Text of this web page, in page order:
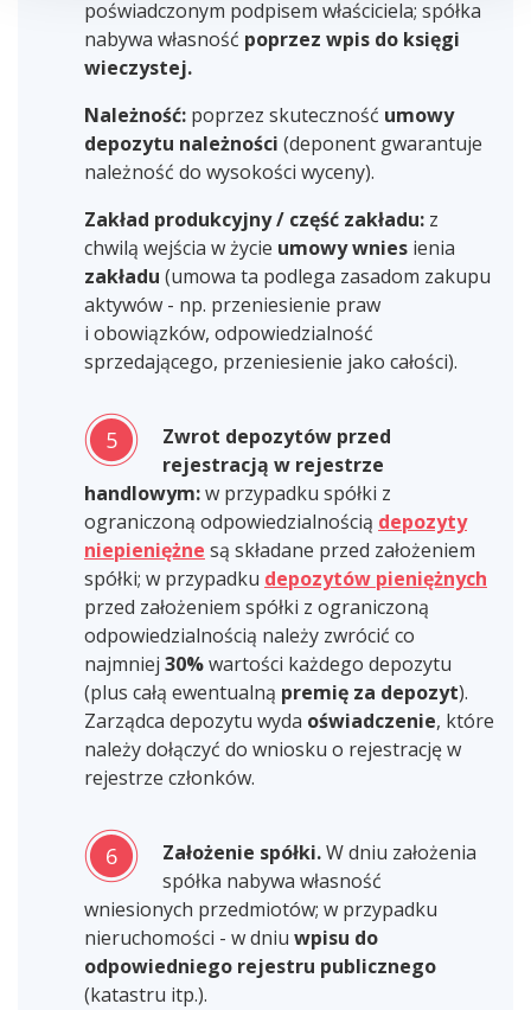
poświadczonym podpisem właściciela; spółka
nabywa własność poprzez wpis do księgi
wieczystej.
Należność: poprzez skuteczność umowy
depozytu należności (deponent gwarantuje
należność do wysokości wyceny).
Zakład produkcyjny / część zakładu: z
chwilą wejścia w życie umowy wnies ienia
zakładu (umowa ta podlega zasadom zakupu
aktywów - np. przeniesienie praw
i obowiązków, odpowiedzialność
sprzedającego, przeniesienie jako całości).
5
Zwrot depozytów przed
rejestracją w rejestrze
handlowym:w przypadku spółki z
ograniczoną odpowiedzialnością depozyty
niepieniężne są składane przed założeniem
spółki; w przypadku depozytów pieniężnych
przed założeniem spółki z ograniczoną
odpowiedzialnością należy zwrócić co
najmniej 30%wartości każdego depozytu
(plus całą ewentualną premię za depozyt).
Zarządca depozytu wyda oświadczenie, które
należy dołączyć do wniosku o rejestrację w
rejestrze członków.
6 Założenie spółki.W dniu założenia
spółka nabywa własność
wniesionych przedmiotów; w przypadku
nieruchomości - w dniu wpisu do
odpowiedniego rejestru publicznego
(katastru itp.).